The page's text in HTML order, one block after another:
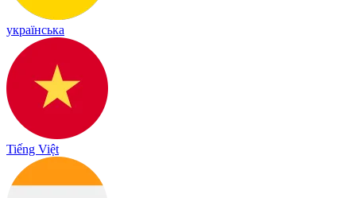
українська
Tiếng Việt